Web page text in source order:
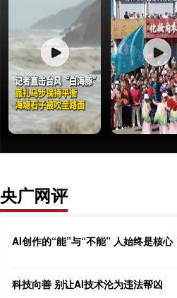
央广网评
AI创作的“能”与“不能” 人始终是核心
科技向善 别让AI技术沦为违法帮凶